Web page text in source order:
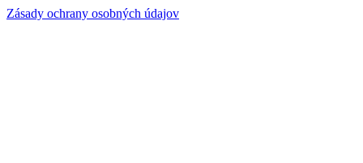
Zásady ochrany osobných údajov